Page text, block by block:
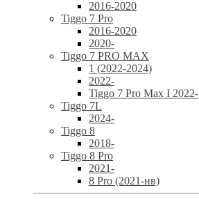
2016-2020
Tiggo 7 Pro
2016-2020
2020-
Tiggo 7 PRO MAX
1 (2022-2024)
2022-
Tiggo 7 Pro Max I 2022-
Tiggo 7L
2024-
Tiggo 8
2018-
Tiggo 8 Pro
2021-
8 Pro (2021-нв)